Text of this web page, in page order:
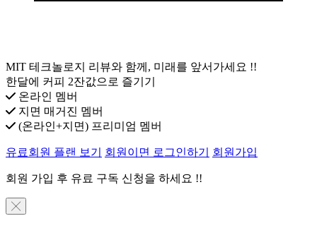
MIT 테크놀로지 리뷰와 함께, 미래를 앞서가세요 !!
한달에 커피 2잔값으로 즐기기
온라인 멤버
지면 매거진 멤버
(온라인+지면) 프리미엄 멤버
유료회원 플랜 보기 회원이면 로그인하기 회원가입
회원 가입 후 유료 구독 신청을 하세요 !!
╳